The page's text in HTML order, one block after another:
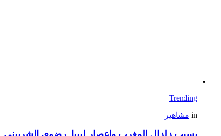
Trending
in مشاهير